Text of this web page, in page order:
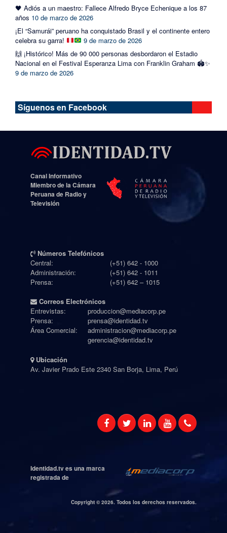
🖤 Adiós a un maestro: Fallece Alfredo Bryce Echenique a los 87
años 10 de marzo de 2026
¡El “Samurái” peruano ha conquistado Brasil y el continente entero
celebra su garra!
9 de marzo de 2026
🙌 ¡Histórico! Más de 90 000 personas desbordaron el Estadio
Nacional en el Festival Esperanza Lima con Franklin Graham 🏟️✨
9 de marzo de 2026
Síguenos en Facebook
Canal Informativo
Miembro de la Cámara
Peruana de Radio y
Televisión
Números Telefónicos
Central:
(+51) 642 - 1000
Administración:
(+51) 642 - 1011
Prensa:
(+51) 642 – 1015
Correos Electrónicos
Entrevistas:
produccion@mediacorp.pe
Prensa:
prensa@identidad.tv
Área Comercial:
administracion@mediacorp.pe
gerencia@identidad.tv
Ubicación
Av. Javier Prado Este 2340 San Borja, Lima, Perú
Identidad.tv es una marca
registrada de
Copyright © 2026. Todos los derechos reservados.